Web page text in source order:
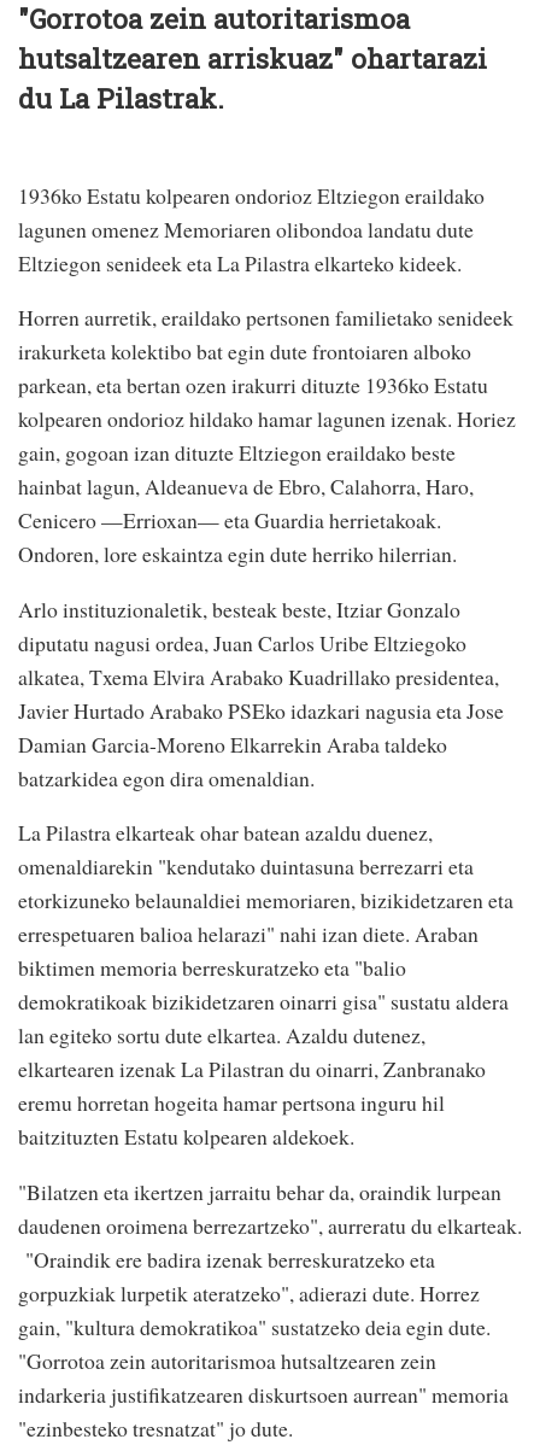
"Gorrotoa zein autoritarismoa
hutsaltzearen arriskuaz" ohartarazi
du La Pilastrak.
1936ko Estatu kolpearen ondorioz Eltziegon eraildako
lagunen omenez Memoriaren olibondoa landatu dute
Eltziegon senideek eta La Pilastra elkarteko kideek.
Horren aurretik, eraildako pertsonen familietako senideek
irakurketa kolektibo bat egin dute frontoiaren alboko
parkean, eta bertan ozen irakurri dituzte 1936ko Estatu
kolpearen ondorioz hildako hamar lagunen izenak. Horiez
gain, gogoan izan dituzte Eltziegon eraildako beste
hainbat lagun, Aldeanueva de Ebro, Calahorra, Haro,
Cenicero —Errioxan— eta Guardia herrietakoak.
Ondoren, lore eskaintza egin dute herriko hilerrian.
Arlo instituzionaletik, besteak beste, Itziar Gonzalo
diputatu nagusi ordea, Juan Carlos Uribe Eltziegoko
alkatea, Txema Elvira Arabako Kuadrillako presidentea,
Javier Hurtado Arabako PSEko idazkari nagusia eta Jose
Damian Garcia-Moreno Elkarrekin Araba taldeko
batzarkidea egon dira omenaldian.
La Pilastra elkarteak ohar batean azaldu duenez,
omenaldiarekin "kendutako duintasuna berrezarri eta
etorkizuneko belaunaldiei memoriaren, bizikidetzaren eta
errespetuaren balioa helarazi" nahi izan diete. Araban
biktimen memoria berreskuratzeko eta "balio
demokratikoak bizikidetzaren oinarri gisa" sustatu aldera
lan egiteko sortu dute elkartea. Azaldu dutenez,
elkartearen izenak La Pilastran du oinarri, Zanbranako
eremu horretan hogeita hamar pertsona inguru hil
baitzituzten Estatu kolpearen aldekoek.
"Bilatzen eta ikertzen jarraitu behar da, oraindik lurpean
daudenen oroimena berrezartzeko", aurreratu du elkarteak.
"Oraindik ere badira izenak berreskuratzeko eta
gorpuzkiak lurpetik ateratzeko", adierazi dute. Horrez
gain, "kultura demokratikoa" sustatzeko deia egin dute.
"Gorrotoa zein autoritarismoa hutsaltzearen zein
indarkeria justifikatzearen diskurtsoen aurrean" memoria
"ezinbesteko tresnatzat" jo dute.